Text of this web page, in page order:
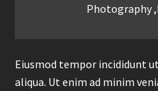
Photography
Eiusmod tempor incididunt
aliqua. Ut enim ad minim